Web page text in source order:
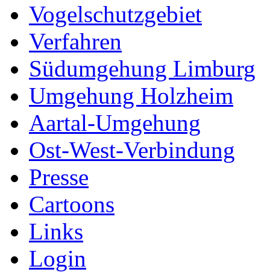
Vogelschutzgebiet
Verfahren
Südumgehung Limburg
Umgehung Holzheim
Aartal-Umgehung
Ost-West-Verbindung
Presse
Cartoons
Links
Login